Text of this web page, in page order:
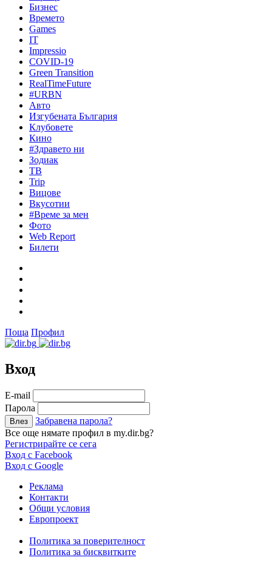
Бизнес
Времето
Games
IT
Impressio
COVID-19
Green Transition
RealTimeFuture
#URBN
Авто
Изгубената България
Клубовете
Кино
#Здравето ни
Зодиак
ТВ
Trip
Вицове
Вкусотии
#Време за мен
Фото
Web Report
Билети
Поща Профил
Вход
Е-mail
Парола
Забравена парола?
Все още нямате профил в my.dir.bg?
Регистрирайте се сега
Вход с Facebook
Вход с Google
Реклама
Контакти
Общи условия
Европроект
Политика за поверителност
Политика за бисквитките